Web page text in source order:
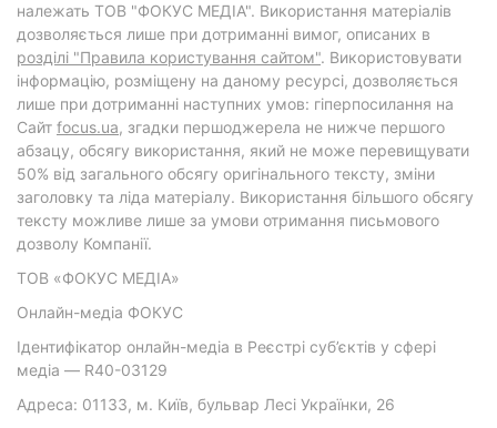
належать ТОВ "ФОКУС МЕДІА". Використання матеріалів
дозволяється лише при дотриманні вимог, описаних в
розділі "Правила користування сайтом". Використовувати
інформацію, розміщену на даному ресурсі, дозволяється
лише при дотриманні наступних умов: гіперпосилання на
Cайт focus.ua, згадки першоджерела не нижче першого
абзацу, обсягу використання, який не може перевищувати
50% від загального обсягу оригінального тексту, зміни
заголовку та ліда матеріалу. Використання більшого обсягу
тексту можливе лише за умови отримання письмового
дозволу Компанії.
ТОВ «ФОКУС МЕДІА»
Онлайн-медіа ФОКУС
Ідентифікатор онлайн-медіа в Реєстрі суб’єктів у сфері
медіа — R40-03129
Адреса: 01133, м. Київ, бульвар Лесі Українки, 26